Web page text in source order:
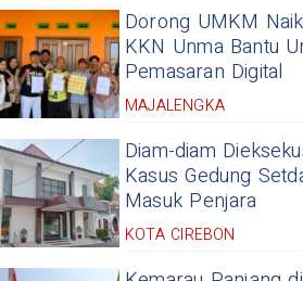
Dorong UMKM
KKN Unma Bantu
Pemasaran Digital
MAJALENGKA
Diam-diam
Kasus Gedung
Masuk Penjara
KOTA CIREBON